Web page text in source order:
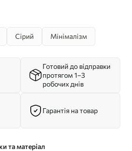
Сірий Мінімалізм
Готовий до відправки
протягом 1–3
робочих днів
Гарантія на товар
та матеріал